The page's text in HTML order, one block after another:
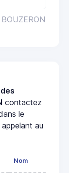
contactez
le
au
Nom